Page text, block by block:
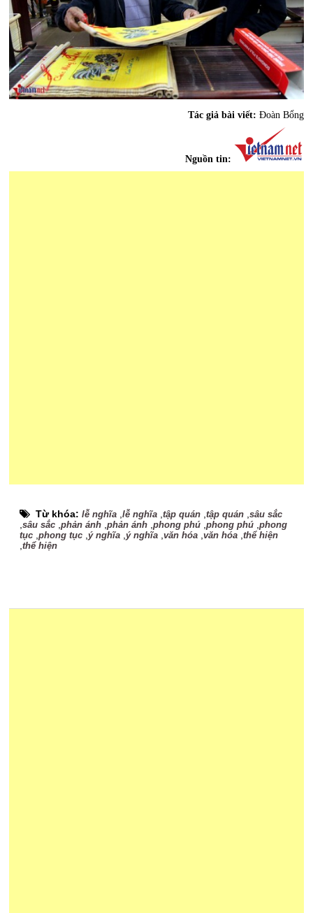
Tác giả bài viết: Đoàn Bổng
Nguồn tin:
Từ khóa:lễ nghĩa ,lễ nghĩa ,tập quán ,tập quán ,sâu sắc
,sâu sắc ,phản ánh ,phản ánh ,phong phú ,phong phú ,phong
tục ,phong tục ,ý nghĩa ,ý nghĩa ,văn hóa ,văn hóa ,thể hiện
,thể hiện